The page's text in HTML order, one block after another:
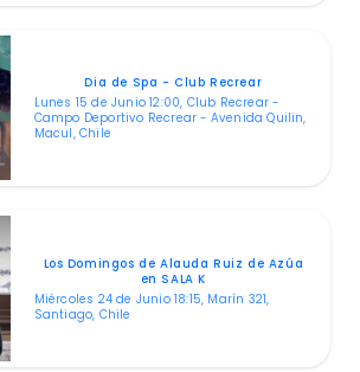
Dia de Spa - Club Recrear
Lunes 15 de Junio 12:00, Club Recrear -
Campo Deportivo Recrear - Avenida Quilin,
Macul, Chile
Los Domingos de Alauda Ruiz de Azúa
en SALA K
Miércoles 24 de Junio 18:15, Marín 321,
Santiago, Chile